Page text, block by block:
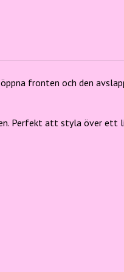
fronten och den
Perfekt att styla över ett